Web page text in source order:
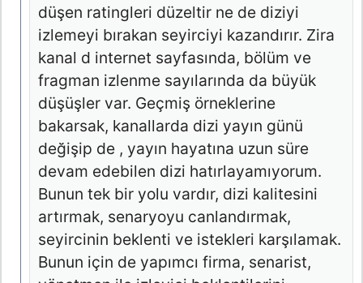
düşen ratingleri düzeltir ne de diziyi
izlemeyi bırakan seyirciyi kazandırır. Zira
kanal d internet sayfasında, bölüm ve
fragman izlenme sayılarında da büyük
düşüşler var. Geçmiş örneklerine
bakarsak, kanallarda dizi yayın günü
değişip de , yayın hayatına uzun süre
devam edebilen dizi hatırlayamıyorum.
Bunun tek bir yolu vardır, dizi kalitesini
artırmak, senaryoyu canlandırmak,
seyircinin beklenti ve istekleri karşılamak.
Bunun için de yapımcı firma, senarist,